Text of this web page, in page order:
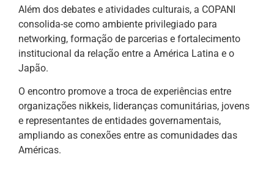
Além dos debates e atividades culturais, a COPANI
consolida-se como ambiente privilegiado para
networking, formação de parcerias e fortalecimento
institucional da relação entre a América Latina e o
Japão.
O encontro promove a troca de experiências entre
organizações nikkeis, lideranças comunitárias, jovens
e representantes de entidades governamentais,
ampliando as conexões entre as comunidades das
Américas.